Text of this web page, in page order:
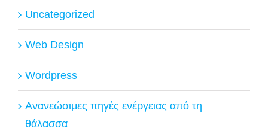
Uncategorized
Web Design
Wordpress
Ανανεώσιμες πηγές ενέργειας από τη
θάλασσα